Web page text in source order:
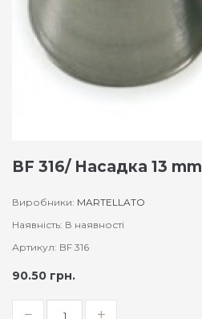
BF 316/ Насадка 13 mm
Виробники: MARTELLATO
Наявність: В наявності
Артикул: BF 316
90.50 грн.